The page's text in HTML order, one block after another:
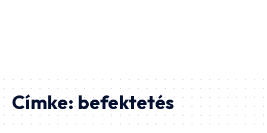
Címke:befektetés